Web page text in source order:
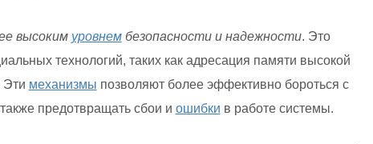
высоким уровнембезопасности и надежности. Это
технологий, таких как адресация памяти высокой
Эти механизмы позволяют более эффективно бороться с
предотвращать сбои и ошибки в работе системы.